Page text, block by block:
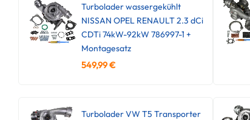
Turbolader wassergekühlt
NISSAN OPEL RENAULT 2.3 dCi
CDTi 74kW-92kW 786997-1 +
Montagesatz
549,99€
Turbolader VW T5 Transporter